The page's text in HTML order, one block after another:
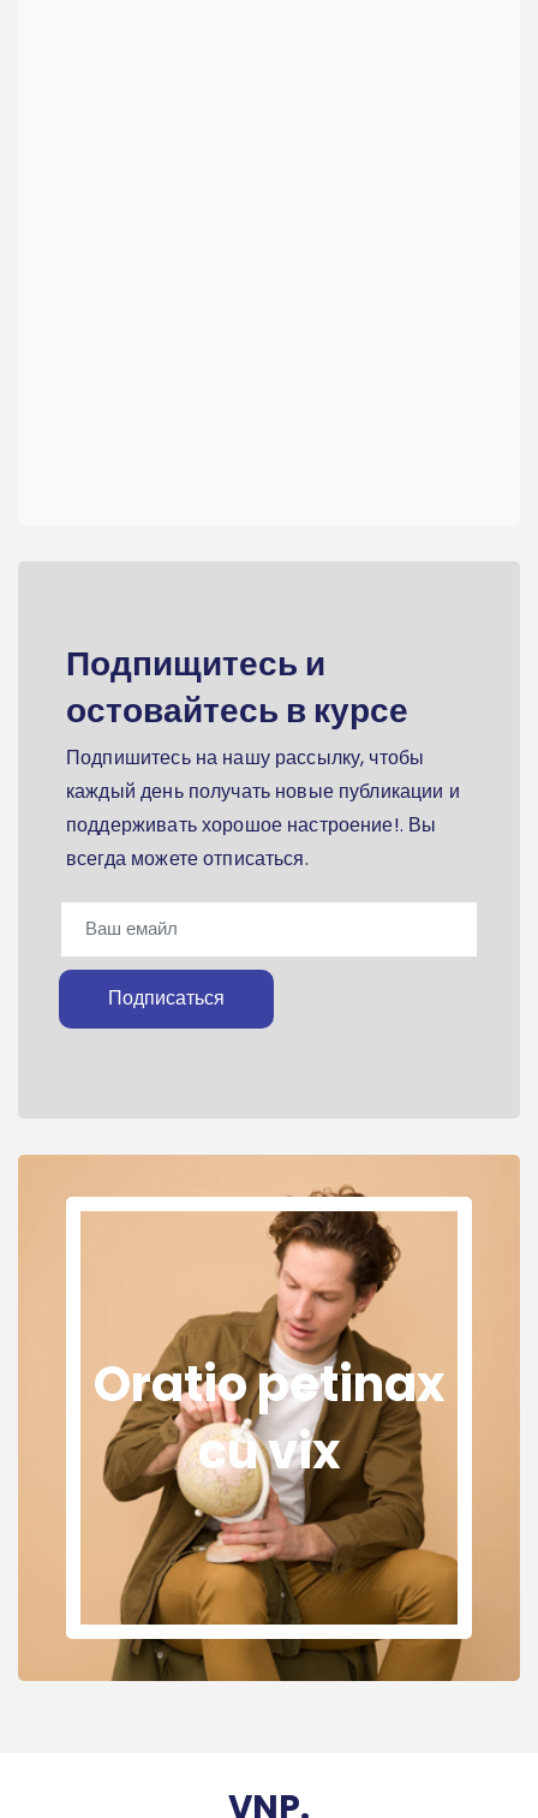
Подпищитесь и
остовайтесь в курсе
Подпишитесь на нашу рассылку, чтобы
каждый день получать новые публикации и
поддерживать хорошое настроение!. Вы
всегда можете отписаться.
Подписаться
Oratio petinax
cu vix
VNP.